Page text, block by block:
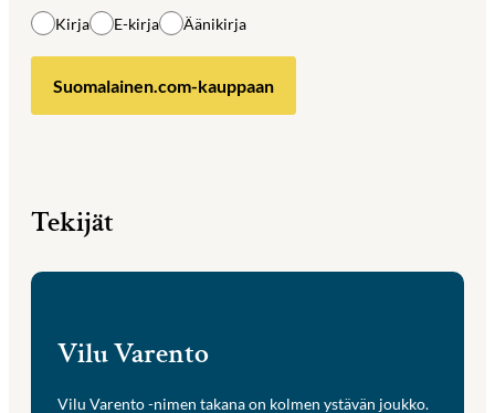
Kirja E-kirja Äänikirja
Suomalainen.com-kauppaan
Tekijät
Vilu Varento
Vilu Varento -nimen takana on kolmen ystävän joukko.